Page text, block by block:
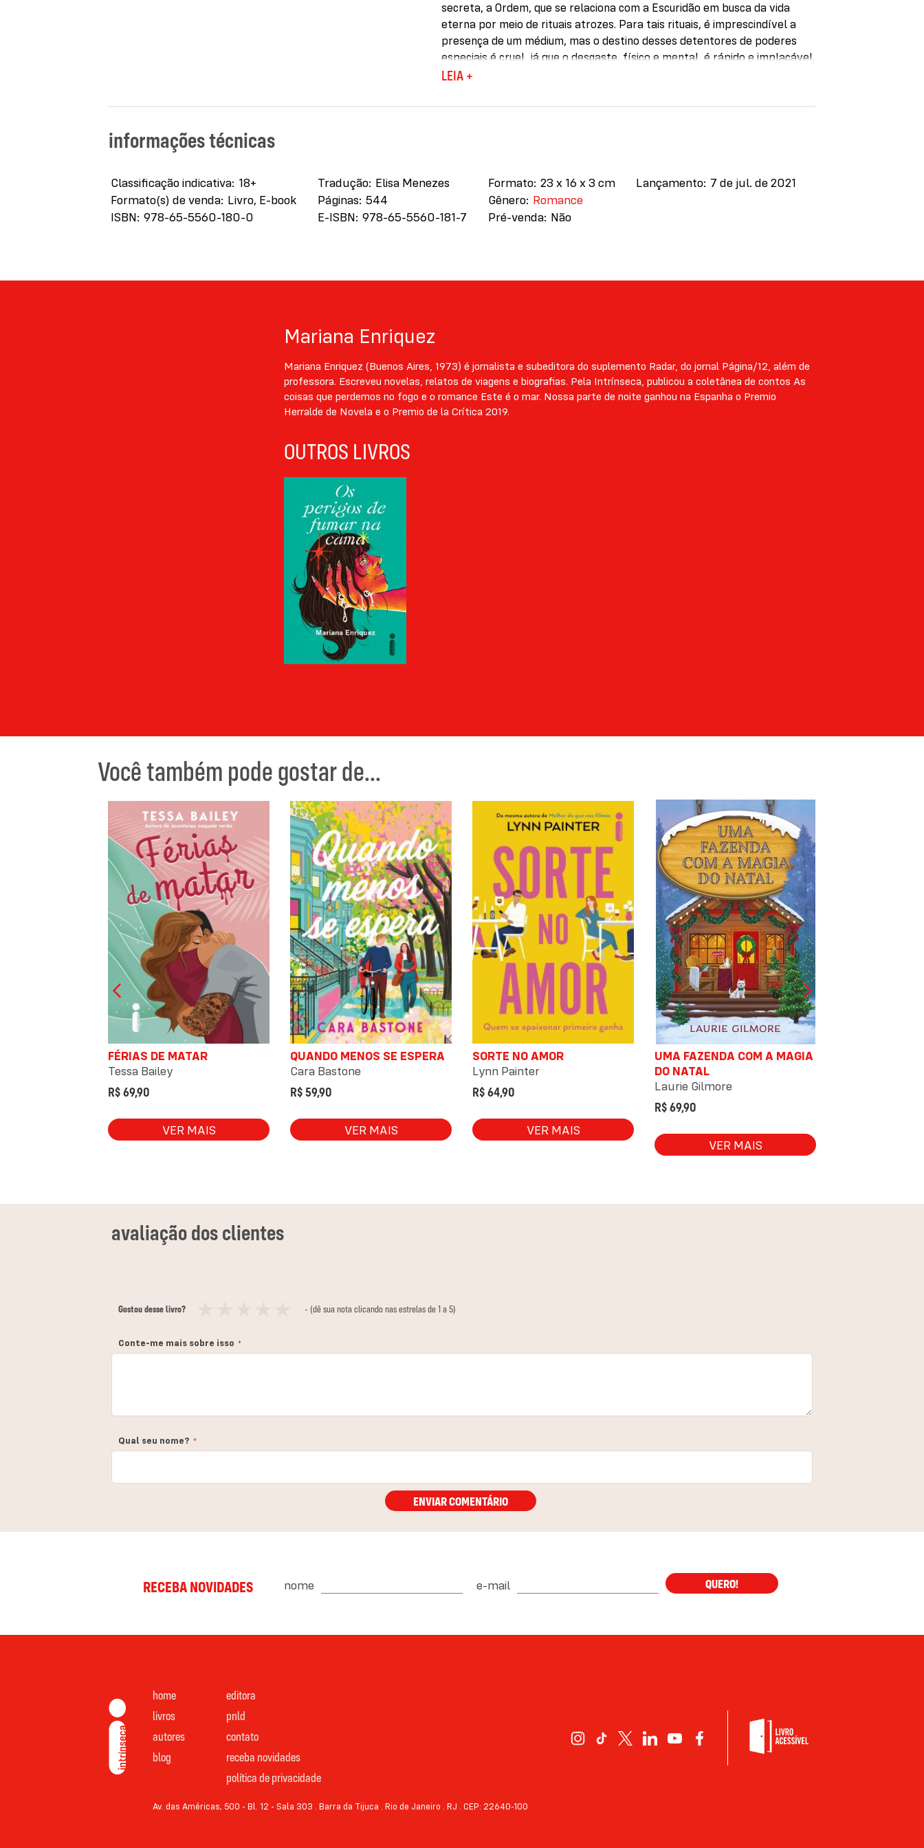
secreta, a Ordem, que se relaciona com a Escuridão em busca da vida
eterna por meio de rituais atrozes. Para tais rituais, é imprescindível a
presença de um médium, mas o destino desses detentores de poderes
especiais é cruel, já que o desgaste, físico e mental, é rápido e implacável.
As origens da Ordem, comandada pela família da mãe de Gaspar, remontam
Inglaterra e dali se estendeu à Argentina.
humanos que envolvem êxtase e dor, andanças na Londres psicodélica dos
anos 1960, fetiche por pálpebras humanas, liturgias sexuais enigmáticas e a
repressão da ditadura, os desaparecidos, a chegada incerta da democracia
LEIA +
informações técnicas
Mais
informações
Classificação indicativa 18+
Formato(s) de venda Livro, E-book
ISBN 978-65-5560-180-0
Tradução Elisa Menezes
Páginas 544
E-ISBN 978-65-5560-181-7
Formato 23 x 16 x 3 cm
Gênero Romance
Pré-venda Não
Lançamento 7 de jul. de 2021
Mariana Enriquez
Mariana Enriquez (Buenos Aires, 1973) é jornalista e subeditora do suplemento Radar, do jornal Página/12, além de
professora. Escreveu novelas, relatos de viagens e biografias. Pela Intrínseca, publicou a coletânea de contos As
coisas que perdemos no fogo e o romance Este é o mar. Nossa parte de noite ganhou na Espanha o Premio
Herralde de Novela e o Premio de la Crítica 2019.
OUTROS LIVROS
Você também pode gostar de...
FÉRIAS DE MATAR
Tessa Bailey
R$ 69,90
VER MAIS
QUANDO MENOS SE ESPERA
Cara Bastone
R$ 59,90
VER MAIS
SORTE NO AMOR
Lynn Painter
R$ 64,90
VER MAIS
UMA FAZENDA COM A MAGIA
DO NATAL
Laurie Gilmore
R$ 69,90
VER MAIS
Gostou desse livro?
estrela
estrelas
estrelas
estrelas
estrelas
- (dê sua nota clicando nas estrelas de 1 a 5)
Conte-me mais sobre isso
Qual seu nome?
ENVIAR COMENTÁRIO
RECEBA NOVIDADES nome e-mail QUERO!
home
livros
autores
blog
editora
pnld
contato
receba novidades
política de privacidade
Av. das Américas, 500 - Bl. 12 - Sala 303 . Barra da Tijuca . Rio de Janeiro . RJ . CEP: 22640-100